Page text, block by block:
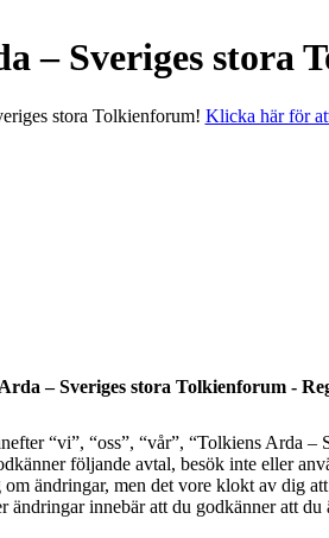
– Sveriges stora
stora Tolkienforum! Klicka här för
– Sveriges stora Tolkienforum -
“vi”, “oss”, “vår”, “Tolkiens Arda
följande avtal, besök inte eller
ändringar, men det vore klokt av dig
innebär att du godkänner att